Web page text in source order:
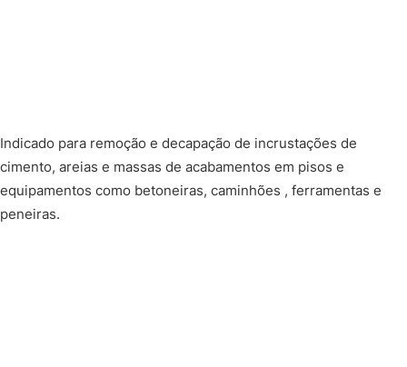
Indicado para remoção e decapação de incrustações de
cimento, areias e massas de acabamentos em pisos e
equipamentos como betoneiras, caminhões , ferramentas e
peneiras.